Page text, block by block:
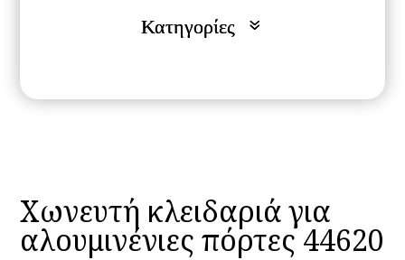
Χωνευτή κλειδαριά για
αλουμινένιες πόρτες 44620